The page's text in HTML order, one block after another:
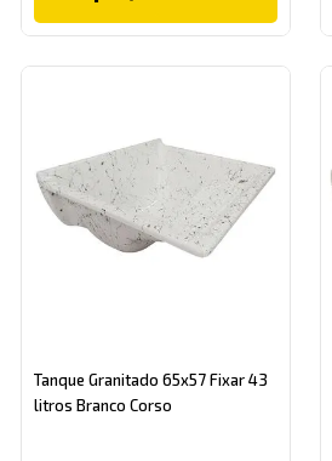
Tanque Granitado 65x57 Fixar 43
litros Branco Corso